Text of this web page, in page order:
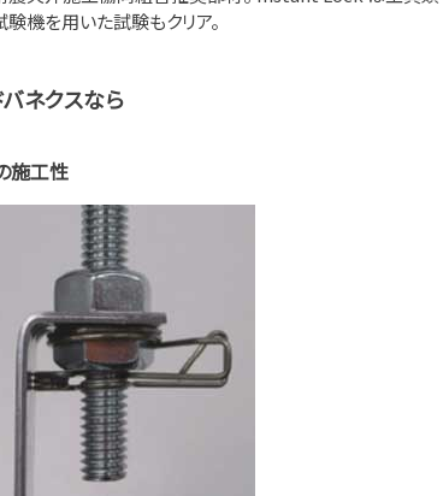
機を用いた試験もクリア。
バネクスなら
施工性